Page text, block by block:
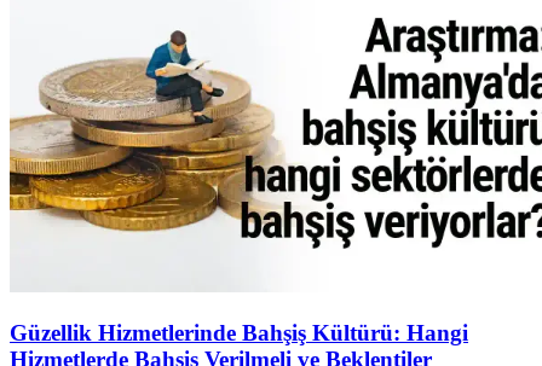
Güzellik Hizmetlerinde Bahşiş Kültürü: Hangi
Hizmetlerde Bahşiş Verilmeli ve Beklentiler